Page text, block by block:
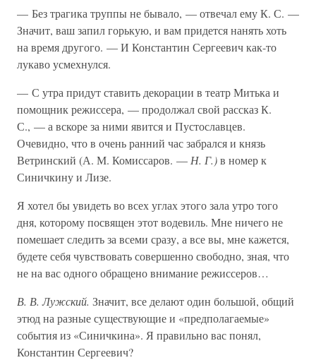
— Без трагика труппы не бывало, — отвечал ему К. С. —
Значит, ваш запил горькую, и вам придется нанять хоть
на время другого. — И Константин Сергеевич как-то
лукаво усмехнулся.
— С утра придут ставить декорации в театр Митька и
помощник режиссера, — продолжал свой рассказ К.
С., — а вскоре за ними явится и Пустославцев.
Очевидно, что в очень ранний час забрался и князь
Ветринский (А. М. Комиссаров. — Н. Г.)в номер к
Синичкину и Лизе.
Я хотел бы увидеть во всех углах этого зала утро того
дня, которому посвящен этот водевиль. Мне ничего не
помешает следить за всеми сразу, а все вы, мне кажется,
будете себя чувствовать совершенно свободно, зная, что
не на вас одного обращено внимание режиссеров…
В. В. Лужский. Значит, все делают один большой, общий
этюд на разные существующие и «предполагаемые»
события из «Синичкина». Я правильно вас понял,
Константин Сергеевич?